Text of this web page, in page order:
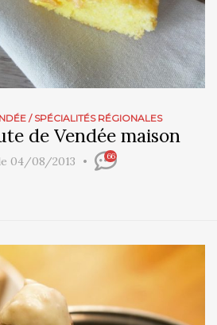
/ SPÉCIALITÉS RÉGIONALES
de Vendée maison
04/08/2013 66